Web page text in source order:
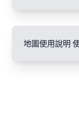
地圖使用說明